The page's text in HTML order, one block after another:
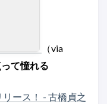
（via
て憧れる
ース！ - 古橋貞之